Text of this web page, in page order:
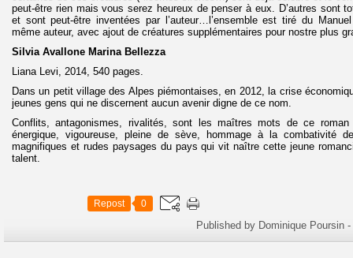
peut-être rien mais vous serez heureux de penser à eux. D’autres sont
et sont peut-être inventées par l’auteur…l’ensemble est tiré du
même auteur, avec ajout de créatures supplémentaires pour nostre plus
Silvia Avallone Marina Bellezza
Liana Levi, 2014, 540 pages.
Dans un petit village des Alpes piémontaises, en 2012, la crise
jeunes gens qui ne discernent aucun avenir digne de ce nom.
Conflits, antagonismes, rivalités, sont les maîtres mots de ce
énergique, vigoureuse, pleine de sève, hommage à la combativité
magnifiques et rudes paysages du pays qui vit naître cette jeune
talent.
Repost 0
Published by Dominique Poursin -